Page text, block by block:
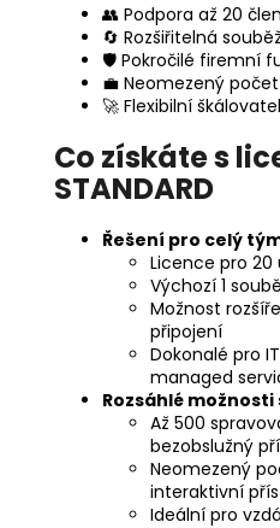
👥 Podpora až 20
🔄 Rozšiřitelná
🛡️ Pokročilé firemní
💼 Neomezený
🚀 Flexibilní
Co získáte s
STANDARD
Řešení pro celý
Licence pro 20
Výchozí 1
Možnost
připojení
Dokonalé pro
managed
Rozsáhlé
Až 500
bezobslužný
Neomezený
interaktivní
Ideální pro